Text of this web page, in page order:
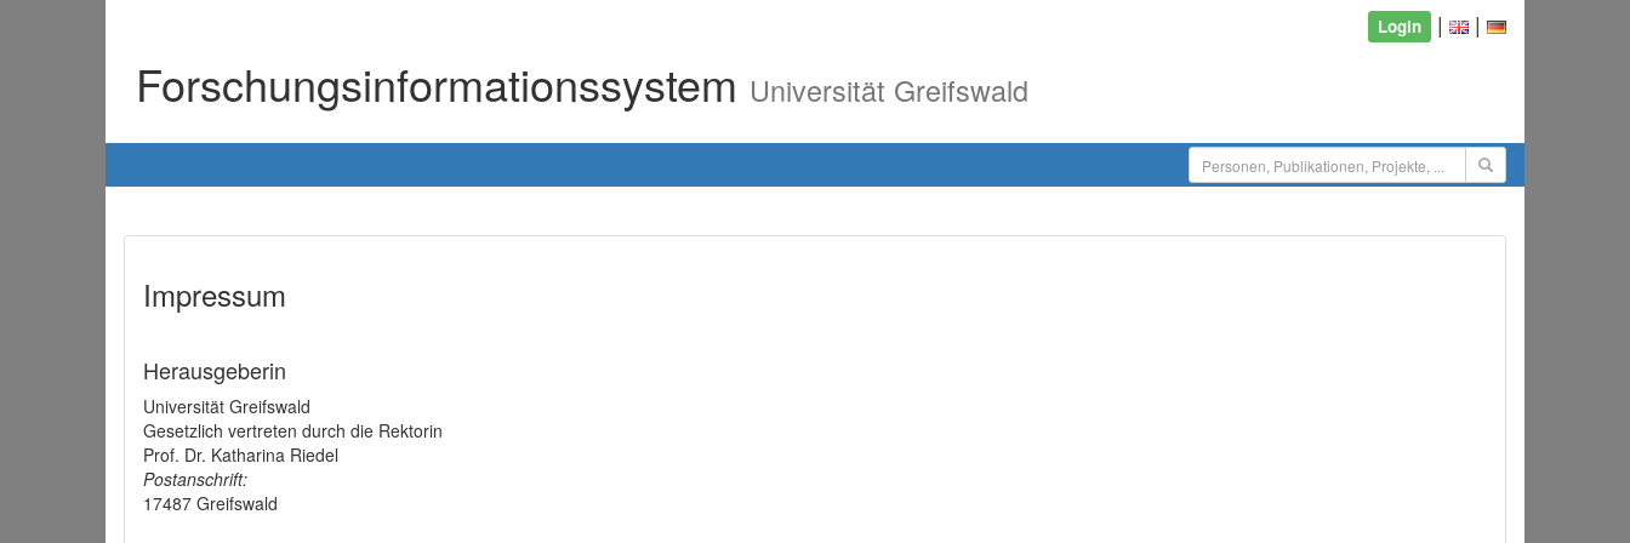
Login | |
Forschungsinformationssystem Universität Greifswald
Impressum
Herausgeberin
Universität Greifswald
Gesetzlich vertreten durch die Rektorin
Prof. Dr. Katharina Riedel
Postanschrift:
17487 Greifswald